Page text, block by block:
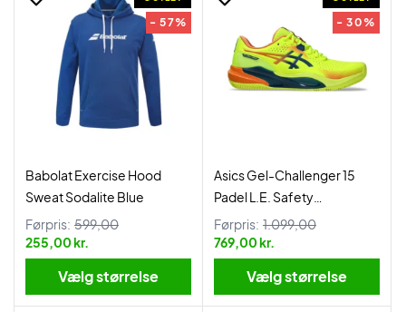
- 57%
Babolat Exercise Hood
Sweat Sodalite Blue
Førpris: 599,00
255,00 kr.
Vælg størrelse
- 30%
Asics Gel-Challenger 15
Padel L.E. Safety
Yellow/Twilight Blue
Førpris: 1.099,00
769,00 kr.
Vælg størrelse